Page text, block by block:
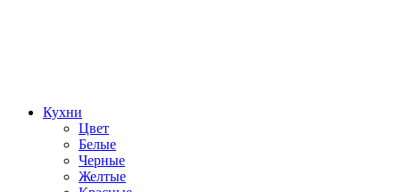
Кухни
Цвет
Белые
Черные
Желтые